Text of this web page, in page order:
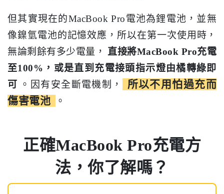
但其實現在的MacBook Pro電池為鋰電池，並無
像鎳氫電池的記憶效應，所以在第一次使用時，
無論剩餘有多少電量，
直接將MacBook Pro充電
至100%，或是直到充電接頭指示燈由橘轉綠即
可 。因有安全斷電機制，
所以不用怕過充而
傷害電池
。
正確MacBook Pro充電方
法，你了解嗎？